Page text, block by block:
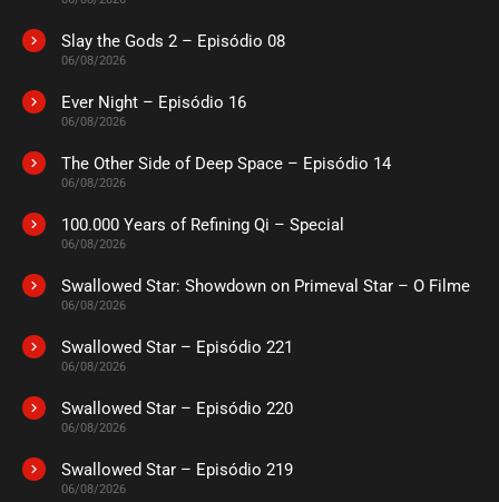
Slay the Gods 2 – Episódio 08
06/08/2026
Ever Night – Episódio 16
06/08/2026
The Other Side of Deep Space – Episódio 14
06/08/2026
100.000 Years of Refining Qi – Special
06/08/2026
Swallowed Star: Showdown on Primeval Star – O Filme
06/08/2026
Swallowed Star – Episódio 221
06/08/2026
Swallowed Star – Episódio 220
06/08/2026
Swallowed Star – Episódio 219
06/08/2026